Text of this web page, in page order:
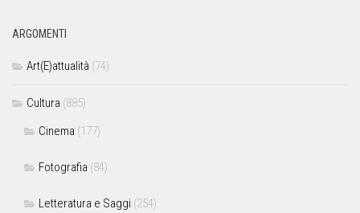
ARGOMENTI
Art(E)attualità (74)
Cultura (885)
Cinema (177)
Fotografia (84)
Letteratura e Saggi (254)